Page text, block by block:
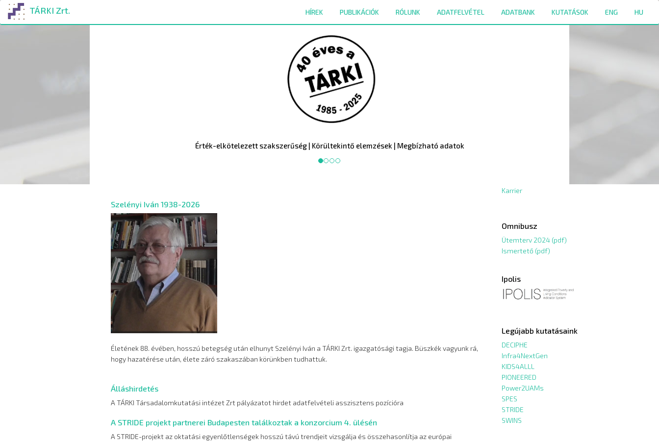
Ugrás
tartalomra
TÁRKI Zrt. HÍREK PUBLIKÁCIÓK RÓLUNK ADATFELVÉTEL ADATBANK KUTATÁSOK ENG HU
Érték-elkötelezett szakszerűség | Körültekintő elemzések | Megbízható adatok
Szelényi Iván 1938-2026
Életének 88. évében, hosszú betegség után elhunyt Szelényi Iván a TÁRKI Zrt. igazgatósági tagja. Büszkék vagyunk rá,
hogy hazatérése után, élete záró szakaszában körünkben tudhattuk.
Álláshirdetés
A TÁRKI Társadalomkutatási intézet Zrt pályázatot hirdet adatfelvételi asszisztens pozícióra
A STRIDE projekt partnerei Budapesten találkoztak a konzorcium 4. ülésén
A STRIDE-projekt az oktatási egyenlőtlenségek hosszú távú trendjeit vizsgálja és összehasonlítja az európai
Karrier
Omnibusz
Ütemterv 2024 (pdf)
Ismertető (pdf)
Ipolis
Legújabb kutatásaink
DECIPHE
Infra4NextGen
KIDS4ALLL
PIONEERED
Power2UAMs
SPES
STRIDE
SWINS